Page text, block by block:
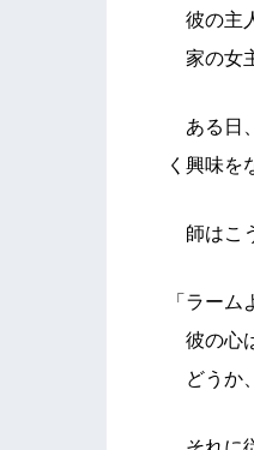
彼の主
家の女
ある日
く興味を
師はこ
「ラーム
彼の心
どうか